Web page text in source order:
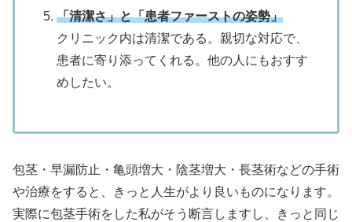
「清潔さ」と「患者ファーストの姿勢」
クリニック内は清潔である。親切な対応で、
患者に寄り添ってくれる。他の人にもおすす
めしたい。
包茎・早漏防止・亀頭増大・陰茎増大・長茎術などの手術
や治療をすると、きっと人生がより良いものになります。
実際に包茎手術をした私がそう断言しますし、きっと同じ